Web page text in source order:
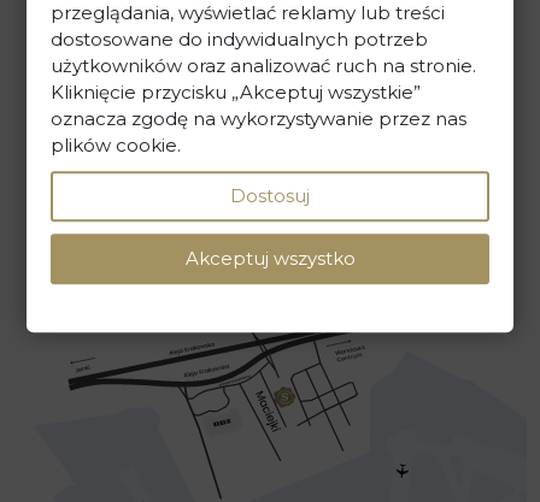
tel. +48 22 586 40 00
sekretariat@kancelaria-skarbiec.pl
NAPISZ DO NAS
przeglądania, wyświetlać reklamy lub treści
dostosowane do indywidualnych potrzeb
użytkowników oraz analizować ruch na stronie.
Kliknięcie przycisku „Akceptuj wszystkie”
oznacza zgodę na wykorzystywanie przez nas
plików cookie.
Dostosuj
Akceptuj wszystko